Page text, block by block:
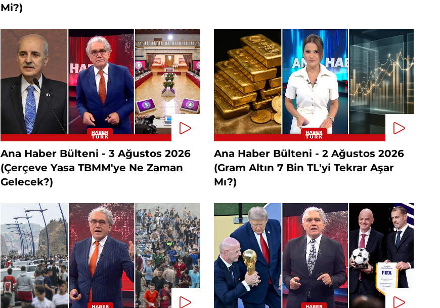
Mi?)
Ana Haber Bülteni - 3 Ağustos 2026
(Çerçeve Yasa TBMM'ye Ne Zaman
Gelecek?)
Ana Haber Bülteni - 2 Ağustos 2026
(Gram Altın 7 Bin TL'yi Tekrar Aşar
Mı?)